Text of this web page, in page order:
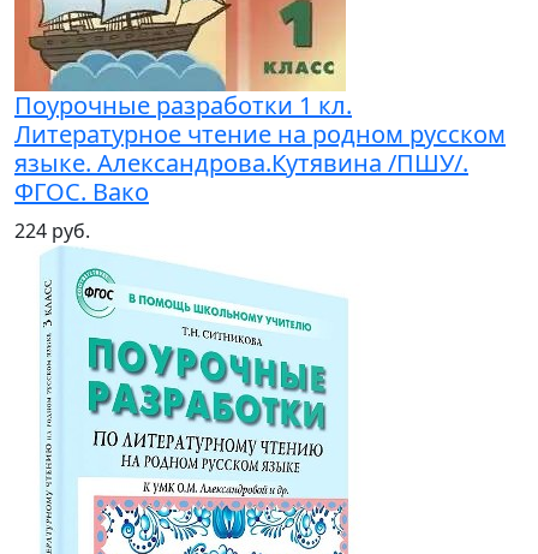
Поурочные разработки 1 кл.
Литературное чтение на родном русском
языке. Александрова.Кутявина /ПШУ/.
ФГОС. Вако
224 руб.